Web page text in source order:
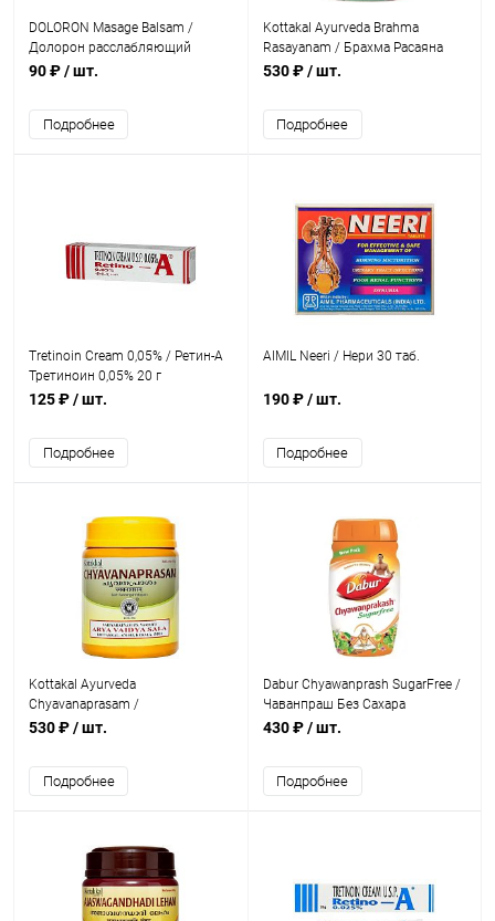
DOLORON Masage Balsam /
Долорон расслабляющий
Бальзам 70 г
90 ₽/ шт.
Подробнее
Kottakal Ayurveda Brahma
Rasayanam / Брахма Расаяна
500 г
530 ₽/ шт.
Подробнее
Tretinoin Cream 0,05% / Ретин-А
Третиноин 0,05% 20 г
125 ₽/ шт.
Подробнее
AIMIL Neeri / Нери 30 таб.
190 ₽/ шт.
Подробнее
Kottakal Ayurveda
Сhyavanaprasam /
Чаванапрашам 500 г
530 ₽/ шт.
Подробнее
Dabur Chyawanprash SugarFree /
Чаванпраш Без Сахара
Безопасен для Диабетиков 500
430 ₽/ шт.
Подробнее